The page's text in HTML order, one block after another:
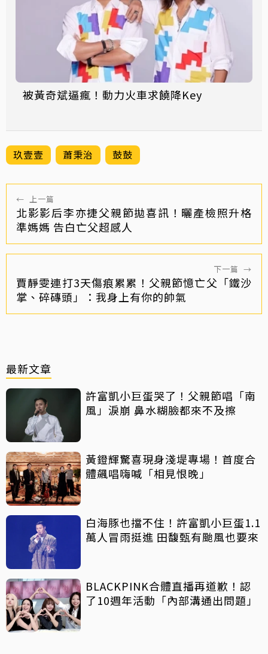
被黃奇斌逼瘋！動力火車求饒降Key
玖壹壹 蕭秉治 鼓鼓
← 上一篇
北影影后李亦捷父親節拋喜訊！曬產檢照升格
準媽媽 告白亡父超感人
下一篇 →
賈靜雯連打3天傷痕累累！父親節憶亡父「鐵沙
掌、碎磚頭」：我身上有你的帥氣
最新文章
許富凱小巨蛋哭了！父親節唱「南
風」淚崩 鼻水糊臉都來不及擦
黃鐙輝驚喜現身淺堤專場！首度合
體飆唱嗨喊「相見恨晚」
白海豚也擋不住！許富凱小巨蛋1.1
萬人冒雨挺進 田馥甄有颱風也要來
BLACKPINK合體直播再道歉！認
了10週年活動「內部溝通出問題」